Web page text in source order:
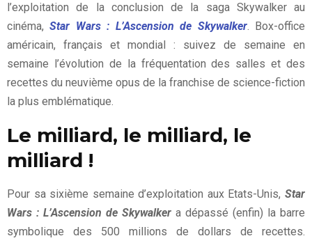
l’exploitation de la conclusion de la saga Skywalker au
cinéma,Star Wars : L’Ascension de Skywalker. Box-office
américain, français et mondial : suivez de semaine en
semaine l’évolution de la fréquentation des salles et des
recettes du neuvième opus de la franchise de science-fiction
la plus emblématique.
Le milliard, le milliard, le
milliard !
Pour sa sixième semaine d’exploitation aux Etats-Unis, Star
Wars : L’Ascension de Skywalker a dépassé (enfin) la barre
symbolique des 500 millions de dollars de recettes.